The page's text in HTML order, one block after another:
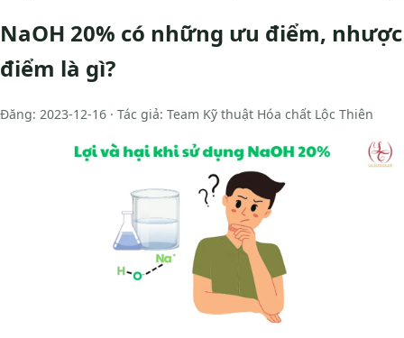
NaOH 20% có những ưu điểm, nhược
điểm là gì?
Đăng: 2023-12-16 · Tác giả: Team Kỹ thuật Hóa chất Lộc Thiên